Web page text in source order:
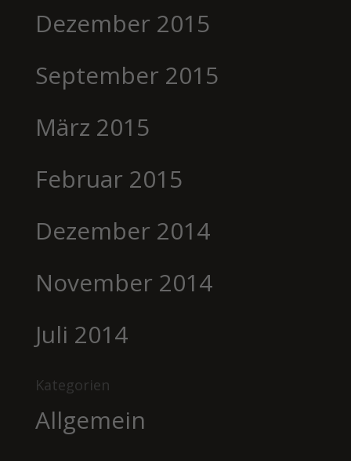
Dezember 2015
September 2015
März 2015
Februar 2015
Dezember 2014
November 2014
Juli 2014
Kategorien
Allgemein